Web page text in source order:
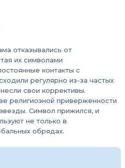
отказывались от
их символами
контакты с
регулярно из-за частых
свои коррективы.
религиозной приверженности
Символ прижился, и
не только в
обрядах.